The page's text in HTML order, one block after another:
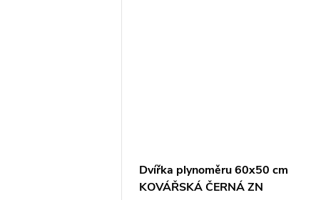
Dvířka plynoměru 60x50 cm
KOVÁŘSKÁ ČERNÁ ZN